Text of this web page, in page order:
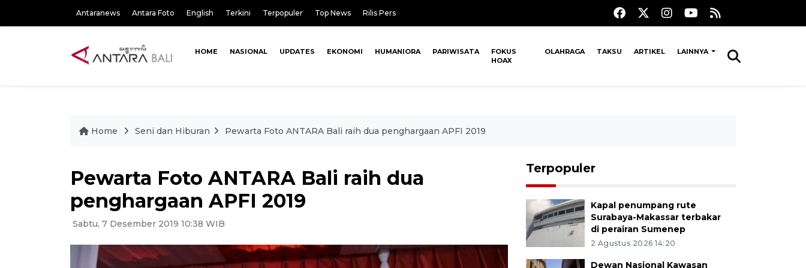
Antaranews Antara Foto English Terkini Terpopuler Top News Rilis Pers
HOME NASIONAL UPDATES EKONOMI HUMANIORA PARIWISATA
FOKUS
HOAX
OLAHRAGA TAKSU ARTIKEL LAINNYA
Home Seni dan Hiburan Pewarta Foto ANTARA Bali raih dua penghargaan APFI 2019
Pewarta Foto ANTARA Bali raih dua
penghargaan APFI 2019
Sabtu, 7 Desember 2019 10:38 WIB
Terpopuler
Kapal penumpang rute
Surabaya-Makassar terbakar
di perairan Sumenep
2 Agustus 2026 14:20
Dewan Nasional Kawasan